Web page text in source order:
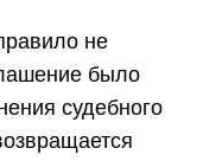
не
было
судебного